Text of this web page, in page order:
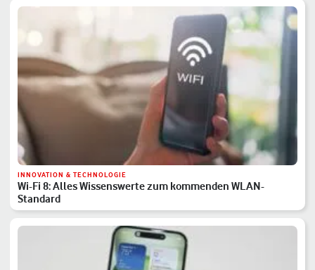
INNOVATION & TECHNOLOGIE
Wi-Fi 8: Alles Wissenswerte zum kommenden WLAN-
Standard